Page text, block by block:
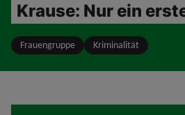
Krause: Nur ein
Frauengruppe Kriminalität